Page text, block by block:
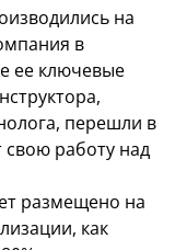
на
в
ее ключевые
перешли в
свою работу над
размещено на
как